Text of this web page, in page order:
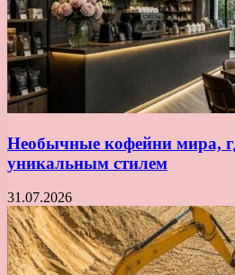
Необычные кофейни мира,
уникальным стилем
31.07.2026